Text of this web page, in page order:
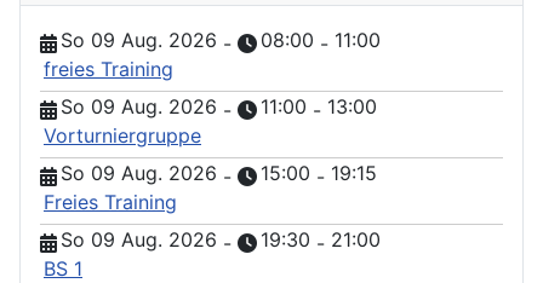
So 09 Aug. 2026 - 08:00 - 11:00
freies Training
So 09 Aug. 2026 - 11:00 - 13:00
Vorturniergruppe
So 09 Aug. 2026 - 15:00 - 19:15
Freies Training
So 09 Aug. 2026 - 19:30 - 21:00
BS 1